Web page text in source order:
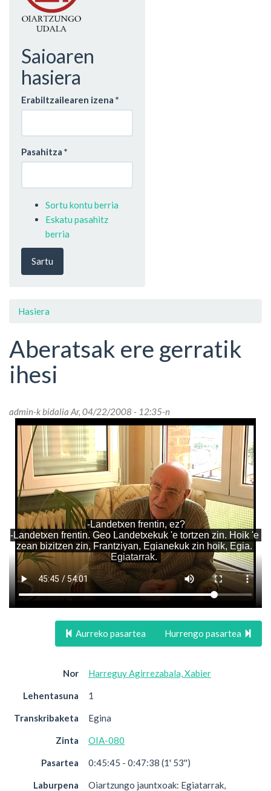
Saioaren
hasiera
Erabiltzailearen izena *
Pasahitza *
Sortu kontu berria
Eskatu pasahitz
berria
Sartu
Hasiera
Aberatsak ere gerratik
ihesi
admin-k bidalia Ar, 04/22/2008 - 12:35-n
Aurreko pasartea Hurrengo pasartea
Nor Harreguy Agirrezabala, Xabier
Lehentasuna 1
Transkribaketa Egina
Zinta OIA-080
Pasartea 0:45:45 - 0:47:38 (1' 53'')
Laburpena
Oiartzungo jauntxoak: Egiatarrak,